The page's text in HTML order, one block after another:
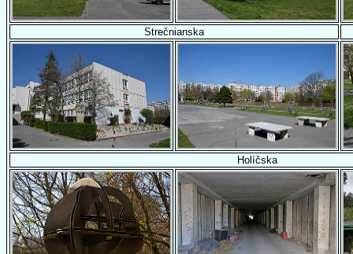
Strečnianska
Holíčska